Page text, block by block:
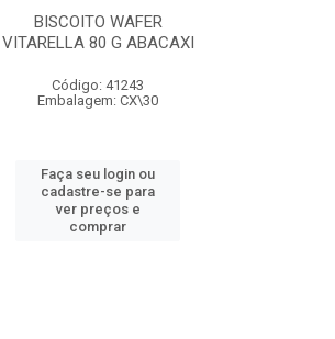
BISCOITO WAFER
VITARELLA 80 G ABACAXI
Código: 41243
Embalagem: CX\30
Faça seu login ou
cadastre-se para
ver preços e
comprar